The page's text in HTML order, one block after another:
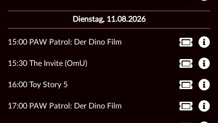
Dienstag, 11.08.2026
15:00 PAW Patrol: Der Dino Film
15:30 The Invite (OmU)
16:00 Toy Story 5
17:00 PAW Patrol: Der Dino Film